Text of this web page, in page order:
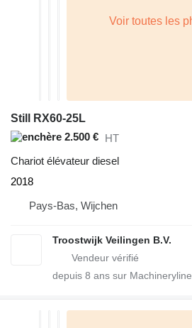
Still RX60-25L
2.500 € HT
Chariot élévateur diesel
2018
Pays-Bas, Wijchen
Troostwijk Veilingen B.V.
depuis 8 ans sur Machineryline